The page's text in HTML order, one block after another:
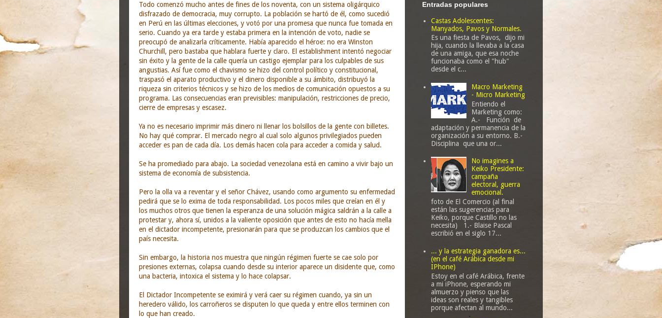
Todo comenzó mucho antes de fines de los noventa, con un sistema oligárquico
disfrazado de democracia, muy corrupto. La población se hartó de él, como sucedió
en Perú en las últimas elecciones, y votó por una promesa que nunca fue tomada en
serio. Cuando ya era tarde y estaba primera en la intención de voto, nadie se
preocupó de analizarla críticamente. Había aparecido el héroe: no era Winston
Churchill, pero bastaba que hablara fuerte y claro. El establishment intentó negociar
sin éxito y la gente de la calle quería un castigo ejemplar para los culpables de sus
angustias. Así fue como el chavismo se hizo del control político y constitucional,
traspasó el aparato productivo y el dinero disponible a su ámbito, distribuyó la
riqueza sin criterios técnicos y se hizo de los medios de comunicación opuestos a su
programa. Las consecuencias eran previsibles: manipulación, restricciones de precio,
cierre de empresas y escasez.
Ya no es necesario imprimir más dinero ni llenar los bolsillos de la gente con billetes.
No hay qué comprar. El mercado negro al cual solo algunos privilegiados pueden
acceder es pan de cada día. Los demás hacen cola para acceder a comida y salud.
Se ha promediado para abajo. La sociedad venezolana está en camino a vivir bajo un
sistema de economía de subsistencia.
Pero la olla va a reventar y el señor Chávez, usando como argumento su enfermedad
pedirá que se lo exima de toda responsabilidad. Los pocos miles que creían en él y
los muchos otros que tienen la esperanza de una solución mágica saldrán a la calle a
protestar y, ahora sí, unidos a la valiente oposición que antes de esto no hacía mella
en el dictador incompetente, presionarán para que se produzcan los cambios que el
país necesita.
Sin embargo, la historia nos muestra que ningún régimen fuerte se cae solo por
presiones externas, colapsa cuando desde su interior aparece un disidente que, como
una bacteria, intoxica el sistema y lo hace colapsar.
El Dictador Incompetente se eximirá y verá caer su régimen cuando, ya sin un
heredero válido, los carroñeros se disputen lo que queda y entre ellos terminen con
lo que han creado.
Entradas populares
Castas Adolescentes:
Manyados, Pavos y Normales.
Es una fiesta de Pavos, dijo mi
hija, cuando la llevaba a la casa
de una amiga, que esa noche
funcionaba como el "hub"
desde el c...
Macro Marketing
- Micro Marketing
Entiendo el
Marketing como:
A.- Función de
adaptación y permanencia de la
organización a su entorno. B.-
Disciplina que una or...
No imagines a
Keiko Presidente:
campaña
electoral, guerra
emocional.
foto de El Comercio (al final
están las sugerencias para
Keiko, porque Castillo no las
necesita) 1.- Blaise Pascal
escribió en el siglo 17...
... y la estrategia ganadora es...
(en el café Arábica desde mi
IPhone)
Estoy en el café Arábica, frente
a mi iPhone, esperando mi
almuerzo y pienso que las
ideas son reales y tangibles
porque afectan al mundo...